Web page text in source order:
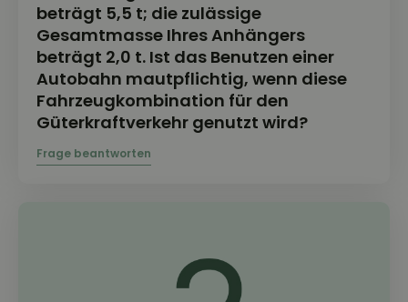
beträgt 5,5 t; die zulässige
Gesamtmasse Ihres Anhängers
beträgt 2,0 t. Ist das Benutzen einer
Autobahn mautpflichtig, wenn diese
Fahrzeugkombination für den
Güterkraftverkehr genutzt wird?